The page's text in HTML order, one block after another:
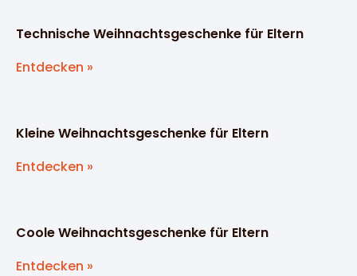
Technische Weihnachtsgeschenke für Eltern
Entdecken »
Kleine Weihnachtsgeschenke für Eltern
Entdecken »
Coole Weihnachtsgeschenke für Eltern
Entdecken »